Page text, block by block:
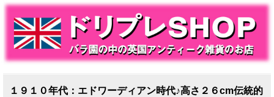
１９１０年代：エドワーディアン時代♪高さ２６cm伝統的